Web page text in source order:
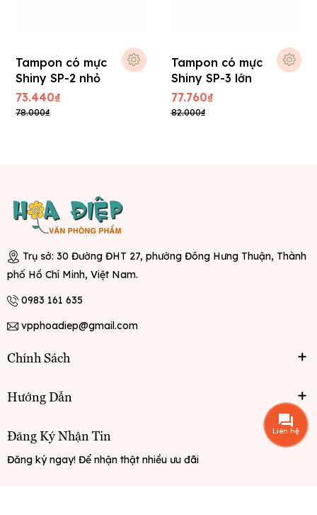
Tampon có mực
Shiny SP-2 nhỏ
73.440₫
78.000₫
Tampon có mực
Shiny SP-3 lớn
77.760₫
82.000₫
Trụ sở: 30 Đường ĐHT 27, phường Đông Hưng Thuận, Thành
phố Hồ Chí Minh, Việt Nam.
0983 161 635
vpphoadiep@gmail.com
Chính Sách
Hướng Dẫn
Đăng Ký Nhận Tin
Đăng ký ngay! Để nhận thật nhiều ưu đãi
Liên hệ